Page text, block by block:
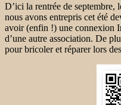
D’ici la rentrée de septembre,
nous avons entrepris cet été
avoir (enfin !) une connexion
d’une autre association. De
pour bricoler et réparer lors